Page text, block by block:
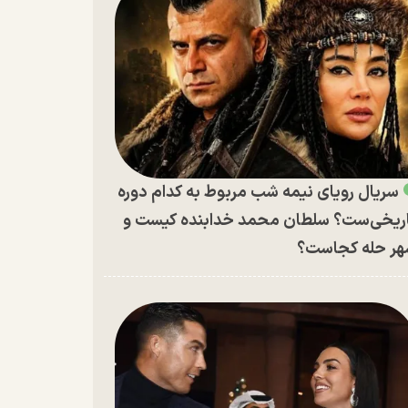
سریال رویای نیمه شب مربوط به کدام دوره
سلطان محمد خدابنده کیست و
حله کجاست؟